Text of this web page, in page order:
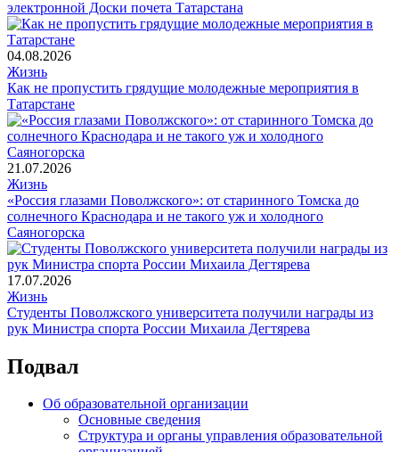
электронной Доски почета Татарстана
04.08.2026
Жизнь
Как не пропустить грядущие молодежные мероприятия в
Татарстане
21.07.2026
Жизнь
«Россия глазами Поволжского»: от старинного Томска до
солнечного Краснодара и не такого уж и холодного
Саяногорска
17.07.2026
Жизнь
Студенты Поволжского университета получили награды из
рук Министра спорта России Михаила Дегтярева
Подвал
Об образовательной организации
Основные сведения
Структура и органы управления образовательной